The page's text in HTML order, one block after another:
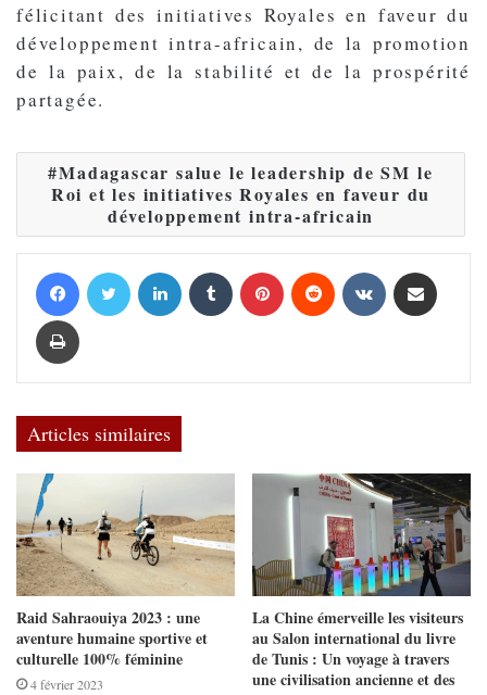
félicitant des initiatives Royales en faveur du
développement intra-africain, de la promotion
de la paix, de la stabilité et de la prospérité
partagée.
Madagascar salue le leadership de SM le
Roi et les initiatives Royales en faveur du
développement intra-africain
Articles similaires
Raid Sahraouiya 2023 : une
aventure humaine sportive et
culturelle 100% féminine
4 février 2023
La Chine émerveille les visiteurs
au Salon international du livre
de Tunis : Un voyage à travers
une civilisation ancienne et des